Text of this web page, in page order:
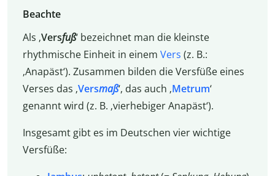
Beachte
Als ‚Versfuß‘ bezeichnet man die kleinste
rhythmische Einheit in einem Vers (z. B.:
‚Anapäst‘). Zusammen bilden die Versfüße eines
Verses das ‚Versmaß‘, das auch ‚Metrum‘
genannt wird (z. B. ‚vierhebiger Anapäst‘).
Insgesamt gibt es im Deutschen vier wichtige
Versfüße: